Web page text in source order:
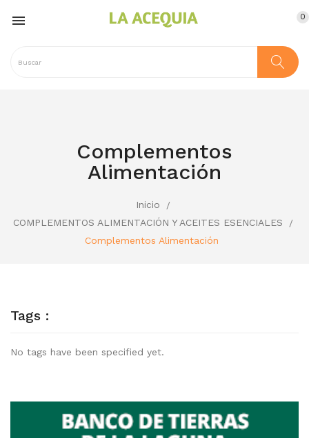
 0
Complementos
Alimentación
Inicio
COMPLEMENTOS ALIMENTACIÓN Y ACEITES ESENCIALES
Complementos Alimentación
Tags :
No tags have been specified yet.